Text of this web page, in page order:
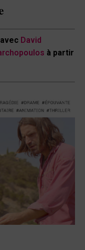
avec David
à partir